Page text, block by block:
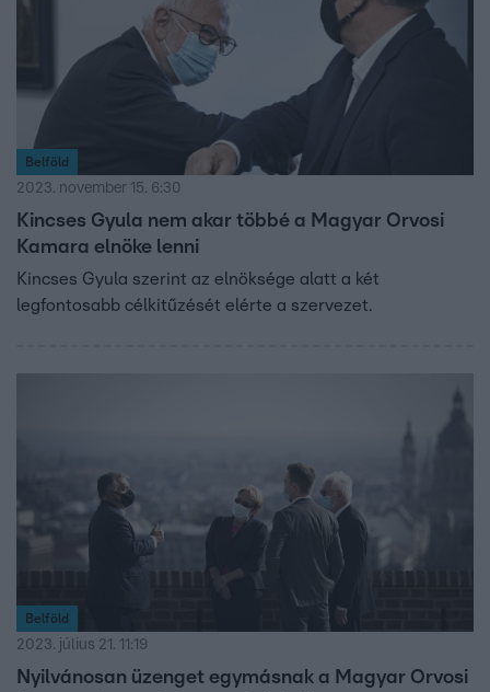
Belföld
2023. november 15. 6:30
Kincses Gyula nem akar többé a Magyar Orvosi
Kamara elnöke lenni
Kincses Gyula szerint az elnöksége alatt a két
legfontosabb célkitűzését elérte a szervezet.
Belföld
2023. július 21. 11:19
Nyilvánosan üzenget egymásnak a Magyar Orvosi